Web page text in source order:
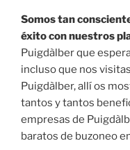
Somos tan
éxito con nuestros
Puigdàlber que
incluso que nos
Puigdàlber, allí os
tantos y tantos
empresas de
baratos de buzoneo